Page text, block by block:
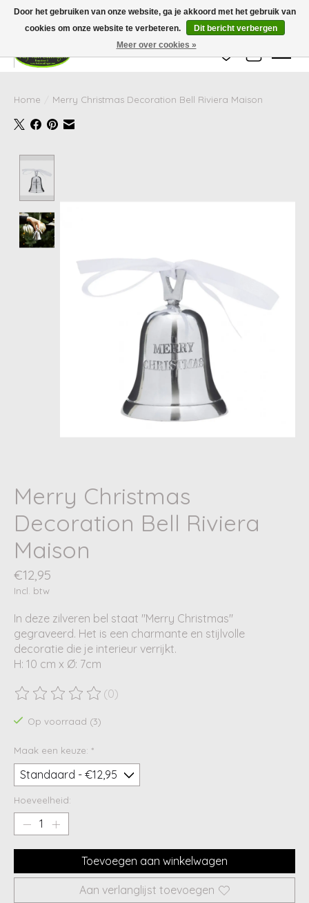
Wij zijn gesloten van 24 december tot en met 25 januari. Houd er rekening mee
dat de levertijd van uw bestelling in deze periode langer kan zijn dan
gebruikelijk.
Verlanglijst
Home Merry Christmas Decoration Bell Riviera Maison
Merry Christmas
Decoration Bell Riviera
Maison
€12,95
Incl. btw
In deze zilveren bel staat "Merry Christmas"
gegraveerd. Het is een charmante en stijlvolle
decoratie die je interieur verrijkt.
H: 10 cm x Ø: 7cm
De beoordeling van dit product is
(0)
Op voorraad (3)
Maak een keuze: *
Hoeveelheid:
Toevoegen aan winkelwagen
Aan verlanglijst toevoegen
Door het gebruiken van onze website, ga je akkoord met het gebruik van
cookies om onze website te verbeteren.
Dit bericht verbergen
Meer over cookies »